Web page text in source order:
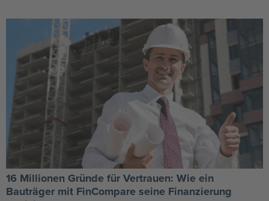
16 Millionen Gründe für Vertrauen: Wie ein
Bauträger mit FinCompare seine Finanzierung